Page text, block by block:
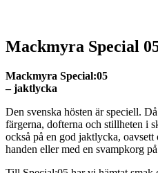
Mackmyra Special
Mackmyra Special:05
–jaktlycka
Den svenska hösten är speciell. Då
färgerna, dofterna och stillheten i
också på en god jaktlycka, oavsett
handen ellermed en svampkorg på